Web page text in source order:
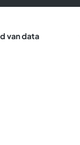
van data